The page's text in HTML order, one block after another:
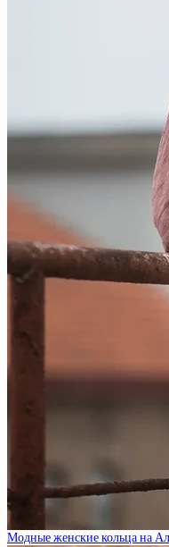
Модные женские кольца на